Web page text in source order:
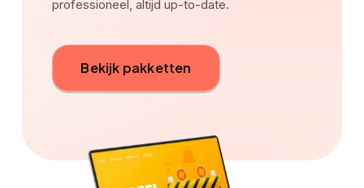
professioneel, altijd up-to-date.
Bekijk pakketten